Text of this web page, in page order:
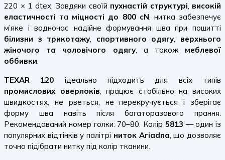
220 × 1 dtex. Завдяки своїй пухнастій структурі, високій
еластичності та міцності до 800 cN, нитка забезпечує
м’яке і водночас надійне формування шва при пошитті
білизни з трикотажу, спортивного одягу, верхнього
жіночого та чоловічого одягу, а також меблевої
оббивки.
TEXAR 120 ідеально підходить для всіх типів
промислових оверлоків, працює стабільно на високих
швидкостях, не рветься, не перекручується і зберігає
форму шва навіть після багаторазового прання.
Рекомендований номер голки: 70–80. Колір 5813 — один із
популярних відтінків у палітрі ниток Ariadna, що дозволяє
точно підібрати нитку під колір тканини.